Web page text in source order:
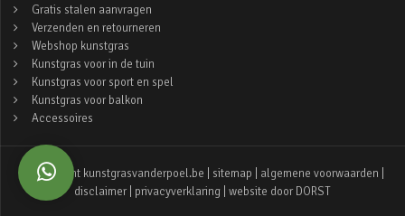
Gratis stalen aanvragen
Verzenden en retourneren
Webshop kunstgras
Kunstgras voor in de tuin
Kunstgras voor sport en spel
Kunstgras voor balkon
Accessoires
© copyright kunstgrasvanderpoel.be | sitemap algemene voorwaarden
disclaimer
privacyverklaring | website door DORST